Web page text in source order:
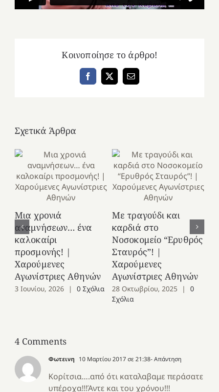
Κοινοποίησε το άρθρο!
Facebook
X Email
Σχετικά Άρθρα
Μια χρονιά
αναμνήσεων… ένα
καλοκαίρι
προσμονής! |
Χαρούμενες
Αγωνίστριες Αθηνών
3 Ιουνίου, 2026 | 0 Σχόλια
Με τραγούδι και
καρδιά στο
Νοσοκομείο “Ερυθρός
Σταυρός”! |
Χαρούμενες
Αγωνίστριες Αθηνών
28 Οκτωβρίου, 2025 |
0
Σχόλια
4 Comments
Φωτεινη 10 Μαρτίου 2017 σε 21:38- Απάντηση
Κορίτσια….από ότι καταλαβαμε περάσατε
υπέροχα!!!Άντε και του χρόνου!!!